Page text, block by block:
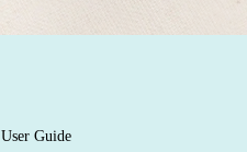
User Guide